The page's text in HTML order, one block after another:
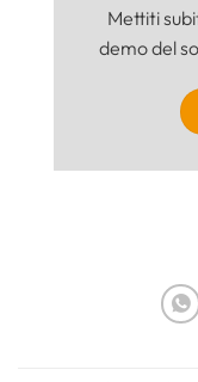
Mettiti
demo del